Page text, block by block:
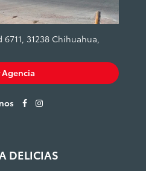
31238 Chihuahua,
Agencia
DELICIAS